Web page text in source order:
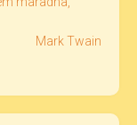
Mark Twain